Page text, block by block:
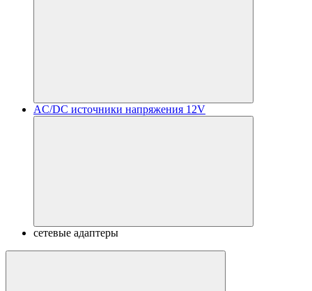
AC/DC источники напряжения 12V
сетевые адаптеры